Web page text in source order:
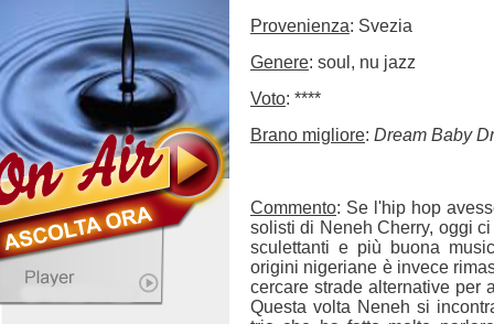
Provenienza: Svezia
Genere: soul, nu jazz
Voto: ****
Brano migliore: Dream Baby
Commento: Se l'hip hop
solisti di Neneh Cherry, oggi
sculettanti e più buona
origini nigeriane è invece
cercare strade alternative per
Questa volta Neneh si